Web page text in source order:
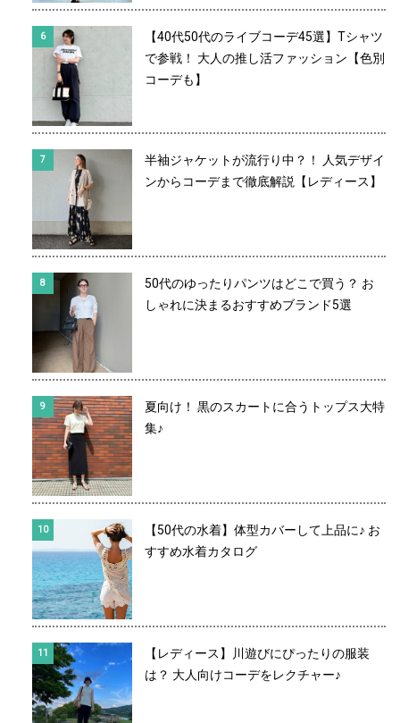
【40代50代のライブコーデ45選】Tシャツ
で参戦！ 大人の推し活ファッション【色別
コーデも】
半袖ジャケットが流行り中？！ 人気デザイ
ンからコーデまで徹底解説【レディース】
50代のゆったりパンツはどこで買う？ お
しゃれに決まるおすすめブランド5選
夏向け！ 黒のスカートに合うトップス大特
集♪
【50代の水着】体型カバーして上品に♪ お
すすめ水着カタログ
【レディース】川遊びにぴったりの服装
は？ 大人向けコーデをレクチャー♪